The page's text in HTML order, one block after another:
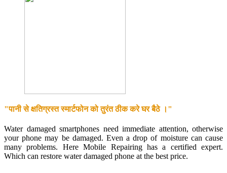
"पानी से क्षतिग्रस्त स्मार्टफोन को तुरंत ठीक करे घर बैठे ।"
Water damaged smartphones need immediate attention, otherwise
your phone may be damaged. Even a drop of moisture can cause
many problems. Here Mobile Repairing has a certified expert.
Which can restore water damaged phone at the best price.